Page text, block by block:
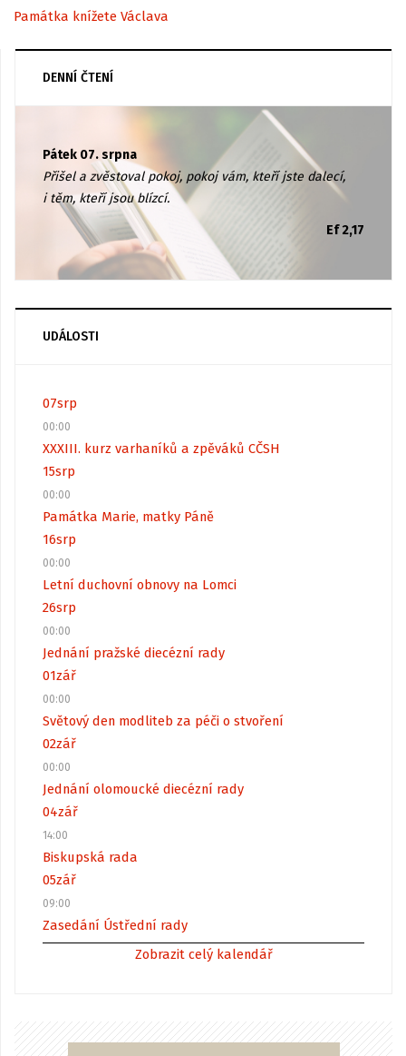
Památka knížete Václava
DENNÍ ČTENÍ
Pátek 07. srpna
Přišel a zvěstoval pokoj, pokoj vám, kteří jste dalecí,
i těm, kteří jsou blízcí.
Ef 2,17
UDÁLOSTI
07srp
00:00
XXXIII. kurz varhaníků a zpěváků CČSH
15srp
00:00
Památka Marie, matky Páně
16srp
00:00
Letní duchovní obnovy na Lomci
26srp
00:00
Jednání pražské diecézní rady
01zář
00:00
Světový den modliteb za péči o stvoření
02zář
00:00
Jednání olomoucké diecézní rady
04zář
14:00
Biskupská rada
05zář
09:00
Zasedání Ústřední rady
Zobrazit celý kalendář